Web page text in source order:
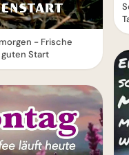
- Frische
Start